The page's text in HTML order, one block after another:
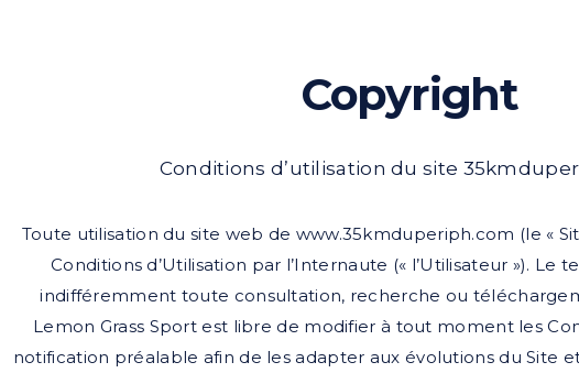
Copyright
Conditions d’utilisation du site
Toute utilisation du site web de www.35kmduperiph.com (le «
Conditions d’Utilisation par l’Internaute (« l’Utilisateur »). Le
indifféremment toute consultation, recherche ou
Lemon Grass Sport est libre de modifier à tout moment les
notification préalable afin de les adapter aux évolutions du Site